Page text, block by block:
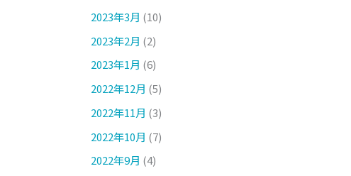
2023年3月 (10)
2023年2月 (2)
2023年1月 (6)
2022年12月 (5)
2022年11月 (3)
2022年10月 (7)
2022年9月 (4)